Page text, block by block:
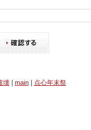
壊| main| 点心年末祭